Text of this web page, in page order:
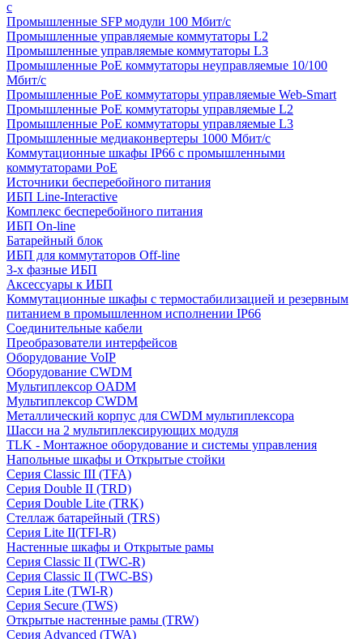
с
Промышленные SFP модули 100 Мбит/c
Промышленные управляемые коммутаторы L2
Промышленные управляемые коммутаторы L3
Промышленные PoE коммутаторы неуправляемые 10/100
Мбит/с
Промышленные PoE коммутаторы управляемые Web-Smart
Промышленные PoE коммутаторы управляемые L2
Промышленные PoE коммутаторы управляемые L3
Промышленные медиаконвертеры 1000 Мбит/с
Коммутационные шкафы IP66 c промышленными
коммутаторами PoE
Источники бесперебойного питания
ИБП Line-Interactive
Комплекс бесперебойного питания
ИБП On-line
Батарейный блок
ИБП для коммутаторов Off-line
3-х фазные ИБП
Аксессуары к ИБП
Коммутационные шкафы с термостабилизацией и резервным
питанием в промышленном исполнении IP66
Соединительные кабели
Преобразователи интерфейсов
Оборудование VoIP
Оборудование CWDM
Мультиплекcор OADM
Мультиплексор CWDM
Металлический корпус для CWDM мультиплексора
Шасси на 2 мультиплексирующих модуля
TLK - Монтажное оборудование и системы управления
Напольные шкафы и Открытые стойки
Серия Classic III (TFA)
Серия Double II (TRD)
Серия Double Lite (TRK)
Стеллаж батарейный (TRS)
Серия Lite II(TFI-R)
Настенные шкафы и Открытые рамы
Серия Classic II (TWC-R)
Серия Classic II (TWC-BS)
Серия Lite (TWI-R)
Серия Secure (TWS)
Открытые настенные рамы (TRW)
Серия Advanced (TWA)